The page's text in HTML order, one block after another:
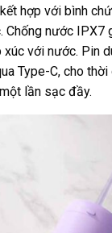
hợp với bình
Chống nước IPX7
xúc với nước. Pin
Type-C, cho
lần sạc đầy.